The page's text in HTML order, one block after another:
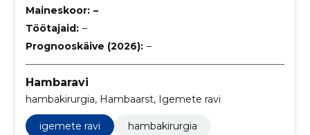
Maineskoor: –
Töötajaid: –
Prognooskäive (2026): –
Hambaravi
hambakirurgia, Hambaarst, Igemete ravi
igemete ravi
hambakirurgia